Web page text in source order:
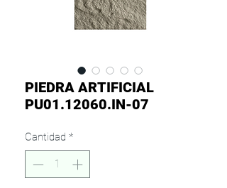
PIEDRA ARTIFICIAL
PU01.12060.IN-07
Cantidad *